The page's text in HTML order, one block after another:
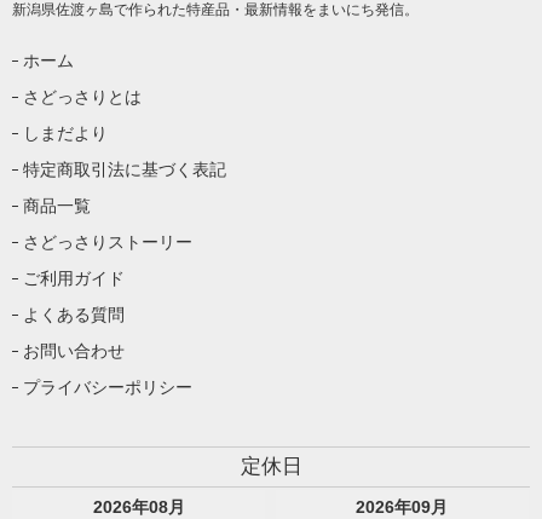
新潟県佐渡ヶ島で作られた特産品・最新情報をまいにち発信。
ホーム
さどっさりとは
しまだより
特定商取引法に基づく表記
商品一覧
さどっさりストーリー
ご利用ガイド
よくある質問
お問い合わせ
プライバシーポリシー
定休日
2026年08月 2026年09月